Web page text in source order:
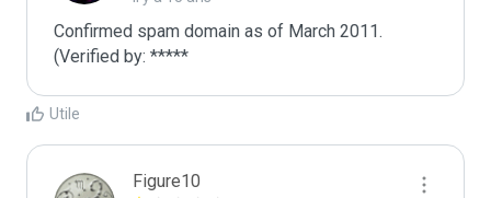
Confirmed spam domain as of March 2011.
(Verified by: *****
Utile
Figure10